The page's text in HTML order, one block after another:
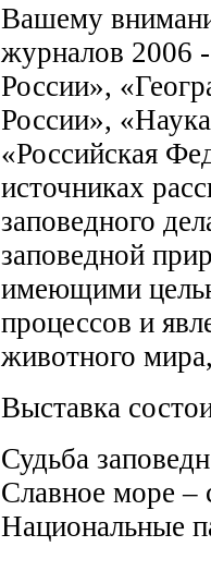
Вашему
журналов 2006 -
России»,
России»,
«Российская
источниках
заповедного
заповедной
имеющими
процессов и
животного
Выставка
Судьба
Славное море –
Национальные